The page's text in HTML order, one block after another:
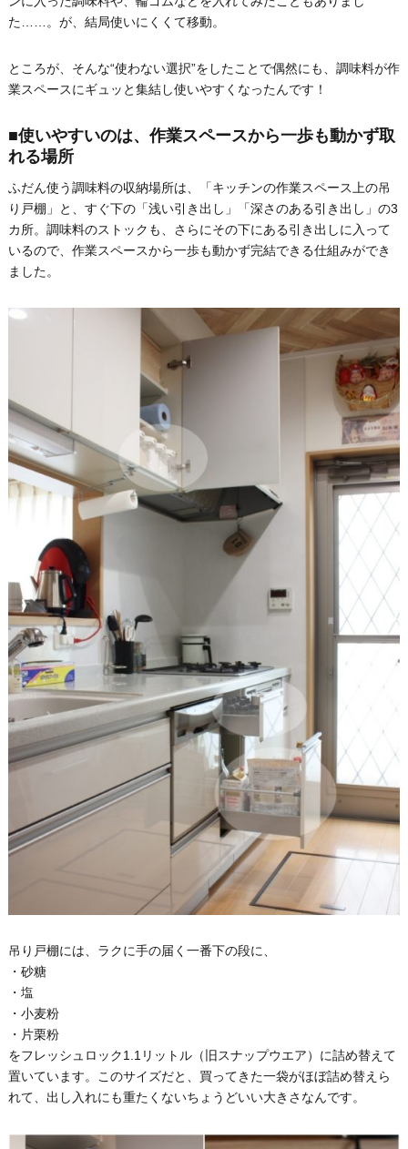
た……。が、結局使いにくくて移動。
ところが、そんな“使わない選択”をしたことで偶然にも、調味料が作
業スペースにギュッと集結し使いやすくなったんです！
■使いやすいのは、作業スペースから一歩も動かず取
れる場所
ふだん使う調味料の収納場所は、「キッチンの作業スペース上の吊
り戸棚」と、すぐ下の「浅い引き出し」「深さのある引き出し」の3
カ所。調味料のストックも、さらにその下にある引き出しに入って
いるので、作業スペースから一歩も動かず完結できる仕組みができ
ました。
吊り戸棚には、ラクに手の届く一番下の段に、
・砂糖
・塩
・小麦粉
・片栗粉
をフレッシュロック1.1リットル（旧スナップウエア）に詰め替えて
置いています。このサイズだと、買ってきた一袋がほぼ詰め替えら
れて、出し入れにも重たくないちょうどいい大きさなんです。